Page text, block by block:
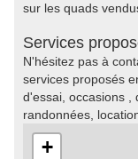
sur les quads
Services
N'hésitez pas à
services proposés
d'essai, occasions ,
randonnées,
+